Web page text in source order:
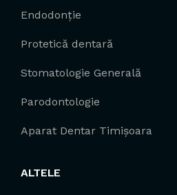
Endodonție
Protetică dentară
Stomatologie Generală
Parodontologie
Aparat Dentar Timișoara
ALTELE